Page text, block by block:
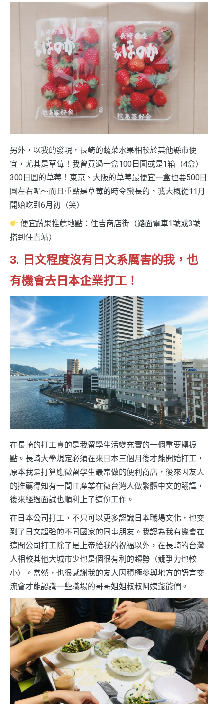
另外，以我的發現，長崎的蔬菜水果相較於其他縣市便
宜，尤其是草莓！我曾買過一盒100日圓或是1箱（4盒）
300日圓的草莓！東京、大阪的草莓最便宜一盒也要500日
圓左右呢～而且重點是草莓的時令蠻長的，我大概從11月
開始吃到6月初（笑）
便宜蔬果推薦地點：住吉商店街（路面電車1號或3號
搭到住吉站）
3. 日文程度沒有日文系厲害的我，也
有機會去日本企業打工！
在長崎的打工真的是我留學生活變充實的一個重要轉捩
點。長崎大學規定必須在來日本三個月後才能開始打工，
原本我是打算應徵留學生最常做的便利商店，後來因友人
的推薦得知有一間IT產業在徵台灣人做繁體中文的翻譯，
後來經過面試也順利上了這份工作。
在日本公司打工，不只可以更多認識日本職場文化，也交
到了日文超強的不同國家的同事朋友。我認為我有機會在
這間公司打工除了是上帝給我的祝福以外，在長崎的台灣
人相較其他大城市少也是個很有利的趨勢（競爭力也較
小）。當然，也很感謝我的友人因積極參與地方的語言交
流會才能認識一些職場的哥哥姐姐叔叔阿姨爺爺們。